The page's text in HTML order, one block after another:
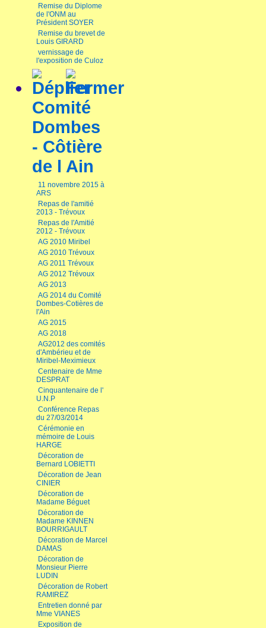
Remise du Diplome
de l'ONM au
Président SOYER
Remise du brevet de
Louis GIRARD
vernissage de
l'exposition de Culoz
Comité
Dombes
- Côtière
de l Ain
11 novembre 2015 à
ARS
Repas de l'amitié
2013 - Trévoux
Repas de l'Amitié
2012 - Trévoux
AG 2010 Miribel
AG 2010 Trévoux
AG 2011 Trévoux
AG 2012 Trévoux
AG 2013
AG 2014 du Comité
Dombes-Cotières de
l'Ain
AG 2015
AG 2018
AG2012 des comités
d'Ambérieu et de
Miribel-Meximieux
Centenaire de Mme
DESPRAT
Cinquantenaire de l'
U.N.P
Conférence Repas
du 27/03/2014
Cérémonie en
mémoire de Louis
HARGE
Décoration de
Bernard LOBIETTI
Décoration de Jean
CINIER
Décoration de
Madame Béguet
Décoration de
Madame KINNEN
BOURRIGAULT
Décoration de Marcel
DAMAS
Décoration de
Monsieur Pierre
LUDIN
Décoration de Robert
RAMIREZ
Entretien donné par
Mme VIANES
Exposition de